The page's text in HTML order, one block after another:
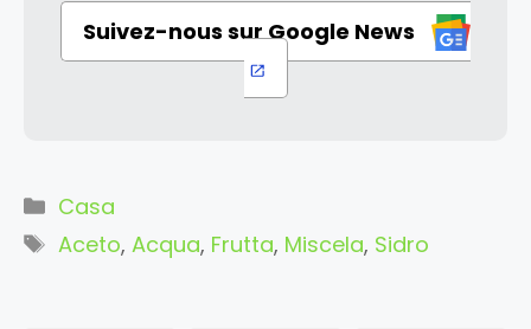
Suivez-nous sur Google News
Categorie
Casa
Tag
Aceto, Acqua, Frutta, Miscela, Sidro